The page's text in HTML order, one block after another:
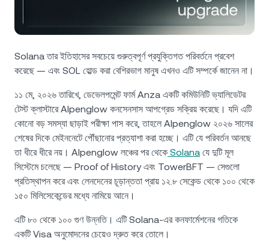
ফিউচার্স
Nexo Card
প্রাইভেট ক্লায়েন্ট
লয়্যালটি প্রোগ্রাম
Tether USDT ০.০৪%
USD Coin USDC ০%
Polkadot DOT
XRP XRP ০.৫৯%
Solana SOL ১.৪৭%
EURC EURC
সব অ্যাসেট ব্রাউজ করুন
Wealth Academy
Solana তার ইতিহাসের সবচেয়ে গুরুত্বপূর্ণ প্রযুক্তিগত পরিবর্তনে প্রবেশ
করেছে — এবং SOL হোল্ড করা বেশিরভাগ মানুষ এখনও এটি সম্পর্কে জানেন না।
১১ মে, ২০২৬ তারিখে, ডেভেলপমেন্ট ফার্ম Anza একটি কমিউনিটি ভ্যালিডেটর
টেস্ট ক্লাস্টারে Alpenglow কনসেনসাস আপগ্রেড সক্রিয় করেছে। যদি এটি
কোনো বড় সমস্যা ছাড়াই পরীক্ষা পাস করে, তাহলে Alpenglow ২০২৬ সালের
শেষের দিকে মেইননেটে পৌঁছানোর প্রত্যাশা করা হচ্ছে। এটি যে পরিবর্তন আনছে
তা ধীরে ধীরে নয়। Alpenglow লঞ্চের পর থেকে Solana যে দুটি মূল
সিস্টেমে চলেছে — Proof of History এবং TowerBFT — সেগুলো
প্রতিস্থাপন করে এবং লেনদেনের চূড়ান্ততা প্রায় ১২.৮ সেকেন্ড থেকে ১০০ থেকে
১৫০ মিলিসেকেন্ডের মধ্যে নামিয়ে আনে।
এটি ৮০ থেকে ১০০ গুণ উন্নতি। এটি Solana-এর কনফার্মেশনের গতিকে
একটি Visa অনুমোদনের চেয়েও দ্রুত করে তোলে।